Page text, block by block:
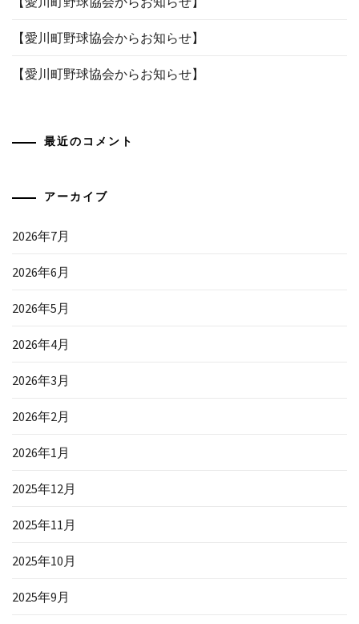
【愛川町野球協会からお知らせ】
【愛川町野球協会からお知らせ】
最近のコメント
アーカイブ
2026年7月
2026年6月
2026年5月
2026年4月
2026年3月
2026年2月
2026年1月
2025年12月
2025年11月
2025年10月
2025年9月